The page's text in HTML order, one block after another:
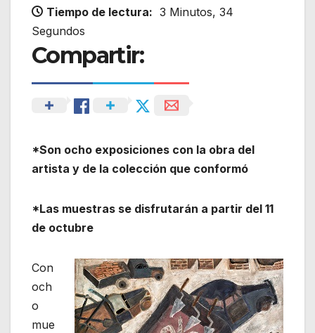
Tiempo de lectura: 3 Minutos, 34
Segundos
Compartir:
*Son ocho exposiciones con la obra del
artista y de la colección que conformó
*Las muestras se disfrutarán a partir del 11
de octubre
Con
och
o
mue